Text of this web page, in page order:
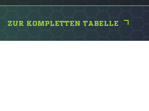
ZUR KOMPLETTEN TABELLE